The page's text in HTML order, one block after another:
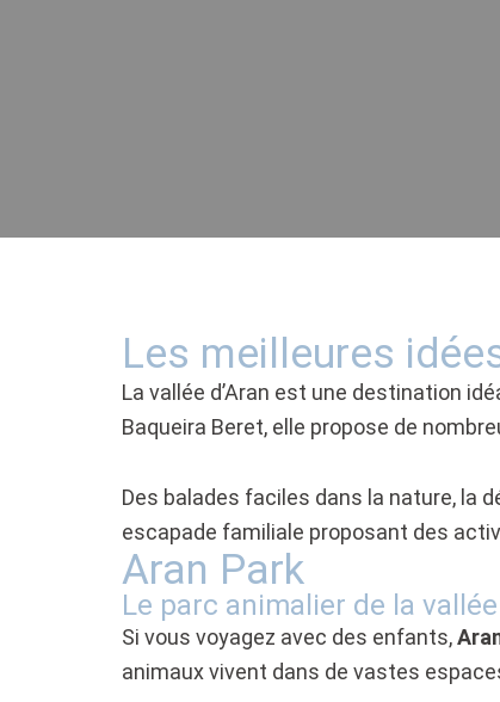
Les meilleures
La vallée d’Aran est une destination
Baqueira Beret, elle propose de
Des balades faciles dans la nature, la
escapade familiale proposant des
Aran Park
Le parc animalier de la
Si vous voyagez avec des enfants,
animaux vivent dans de vastes